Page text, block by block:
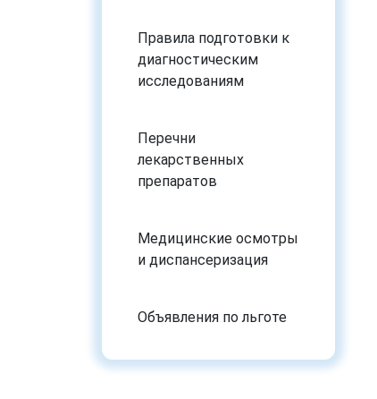
Правила подготовки к
диагностическим
исследованиям
Перечни
лекарственных
препаратов
Медицинские осмотры
и диспансеризация
Объявления по льготе